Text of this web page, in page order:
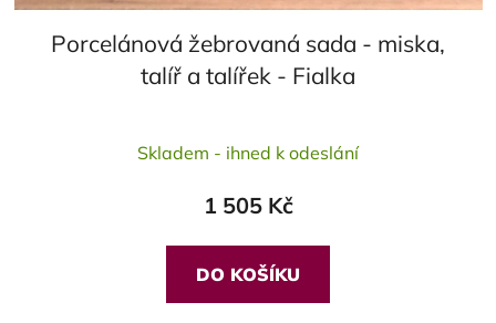
Porcelánová žebrovaná sada - miska,
talíř a talířek - Fialka
Skladem - ihned k odeslání
1 505 Kč
DO KOŠÍKU